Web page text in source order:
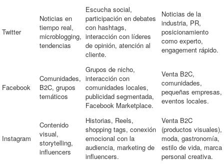
Twitter
Noticias en
tiempo real,
microblogging,
tendencias
Escucha social,
participación en debates
con hashtags,
interacción con líderes
de opinión, atención al
cliente.
Noticias de la
industria, PR,
posicionamiento
como experto,
engagement rápido.
Facebook
Comunidades,
B2C, grupos
temáticos
Grupos de nicho,
interacción con
comunidades locales,
publicidad segmentada,
Facebook Marketplace.
Venta B2C,
comunidades,
pequeñas empresas,
eventos locales.
Instagram
Contenido
visual,
storytelling,
influencers
Historias, Reels,
shopping tags, conexión
emocional con la
audiencia, marketing de
influencers.
Venta B2C
(productos visuales),
moda, gastronomía,
estilo de vida, marca
personal creativa.